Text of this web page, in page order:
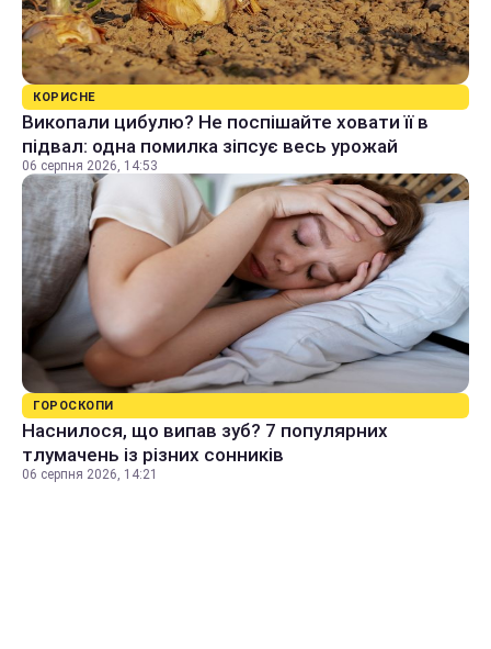
КОРИСНЕ
Викопали цибулю? Не поспішайте ховати її в
підвал: одна помилка зіпсує весь урожай
06 серпня 2026, 14:53
ГОРОСКОПИ
Наснилося, що випав зуб? 7 популярних
тлумачень із різних сонників
06 серпня 2026, 14:21